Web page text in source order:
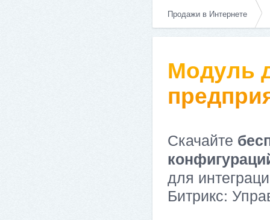
Продажи в Интернете
Модуль
Скачайте
для
Битрикс: